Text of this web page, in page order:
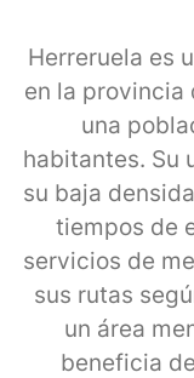
Herreruela es
en la provincia
una
habitantes. Su
su baja
tiempos de
servicios de
sus rutas
un área
beneficia